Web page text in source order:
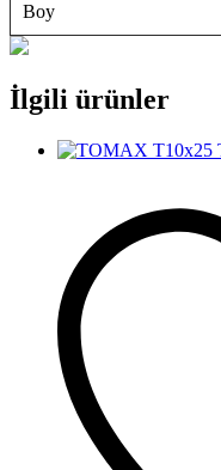
Boy
İlgili ürünler